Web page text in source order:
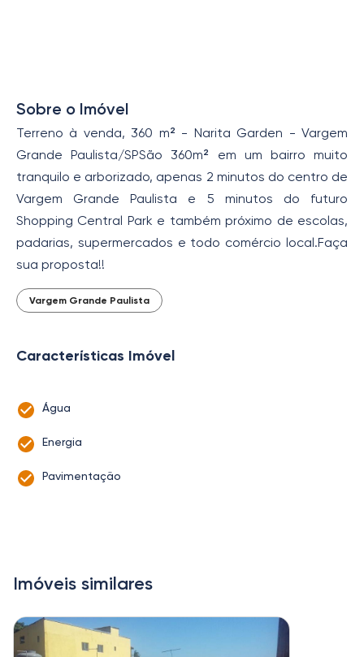
Sobre o Imóvel
Terreno à venda, 360 m² - Narita Garden - Vargem
Grande Paulista/SPSão 360m² em um bairro muito
tranquilo e arborizado, apenas 2 minutos do centro de
Vargem Grande Paulista e 5 minutos do futuro
Shopping Central Park e também próximo de escolas,
padarias, supermercados e todo comércio local.Faça
sua proposta!!
Vargem Grande Paulista
Características Imóvel
Água
Energia
Pavimentação
Imóveis similares